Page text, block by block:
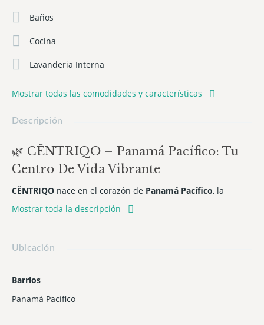
Baños
Cocina
Lavanderia Interna
Mostrar todas las comodidades y características
Descripción
🌿 CËNTRIQO – Panamá Pacífico: Tu
Centro De Vida Vibrante
CËNTRIQO nace en el corazón de Panamá Pacífico, la
comunidad planificada más moderna y estratégica de
Panamá. Aquí convivirás con naturaleza, comercio,
hogar desde el primer día
Aeropuerto Panamá Pacífico
Mostrar toda la descripción
Ubicación
Barrios
Panamá Pacífico